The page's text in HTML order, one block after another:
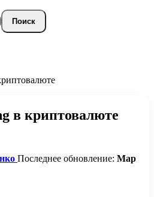
в криптовалюте
Последнее обновление: Мар